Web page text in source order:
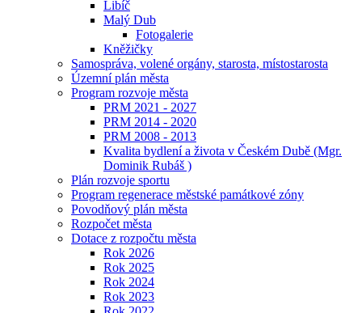
Libíč
Malý Dub
Fotogalerie
Kněžičky
Samospráva, volené orgány, starosta, místostarosta
Územní plán města
Program rozvoje města
PRM 2021 - 2027
PRM 2014 - 2020
PRM 2008 - 2013
Kvalita bydlení a života v Českém Dubě (Mgr.
Dominik Rubáš )
Plán rozvoje sportu
Program regenerace městské památkové zóny
Povodňový plán města
Rozpočet města
Dotace z rozpočtu města
Rok 2026
Rok 2025
Rok 2024
Rok 2023